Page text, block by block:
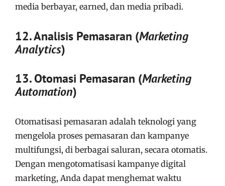
media berbayar, earned, dan media pribadi.
12. Analisis Pemasaran (Marketing
Analytics)
13. Otomasi Pemasaran (Marketing
Automation)
Otomatisasi pemasaran adalah teknologi yang
mengelola proses pemasaran dan kampanye
multifungsi, di berbagai saluran, secara otomatis.
Dengan mengotomatisasi kampanye digital
marketing, Anda dapat menghemat waktu